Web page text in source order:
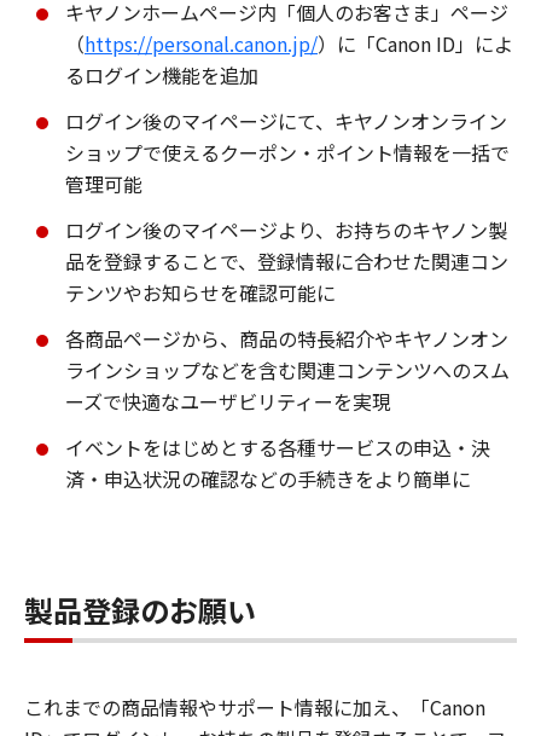
キヤノンホームページ内「個人のお客さま」ページ
（https://personal.canon.jp/）に「Canon ID」によ
るログイン機能を追加
ログイン後のマイページにて、キヤノンオンライン
ショップで使えるクーポン・ポイント情報を一括で
管理可能
ログイン後のマイページより、お持ちのキヤノン製
品を登録することで、登録情報に合わせた関連コン
テンツやお知らせを確認可能に
各商品ページから、商品の特長紹介やキヤノンオン
ラインショップなどを含む関連コンテンツへのスム
ーズで快適なユーザビリティーを実現
イベントをはじめとする各種サービスの申込・決
済・申込状況の確認などの手続きをより簡単に
製品登録のお願い
これまでの商品情報やサポート情報に加え、「Canon